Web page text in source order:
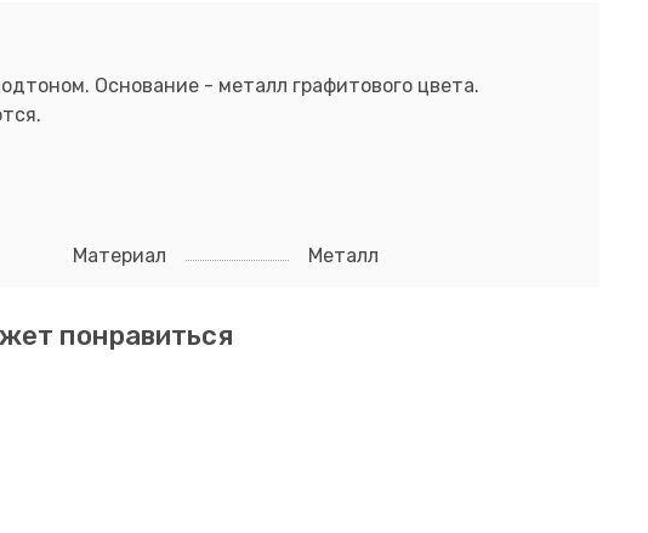
Основание - металл графитового цвета.
Материал Металл
понравиться